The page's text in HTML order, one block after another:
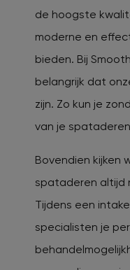
de hoogste
moderne en
bieden. Bij
belangrijk dat
zijn. Zo kun je
van je
Bovendien kijken
spataderen altijd
Tijdens een
specialisten je